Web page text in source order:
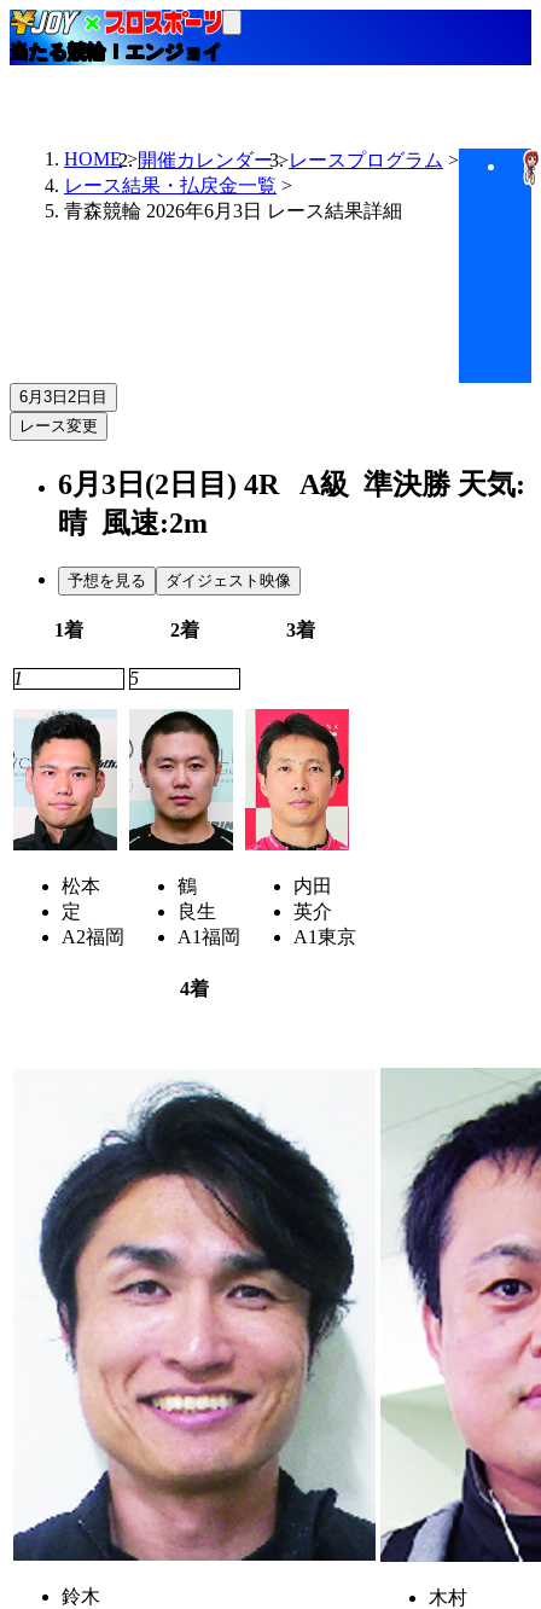
当たる競輪！エンジョイ
HOME 開催カレンダー
レースプログラム
レース結果・払戻金一覧
青森競輪 2026年6月3日 レース結果詳細
6月3日 2日目
レース変更
6月3日(2日目) 4R A級 準決勝 天気:
晴 風速:2m
予想を見る ダイジェスト映像
1着 2着 3着
1
松本
定
A2福岡
5
鶴
良生
A1福岡
内田
英介
A1東京
4着
鈴木
木村